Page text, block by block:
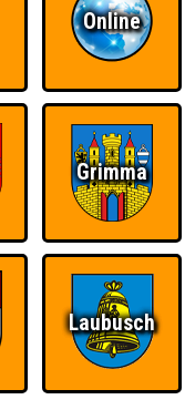
EVENTS
No.1 // Jena
OFF Bar · 14.07.2025 ·
Online
Grimma
Laubusch